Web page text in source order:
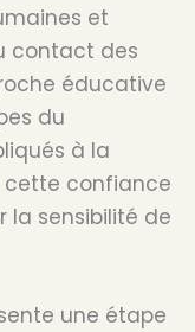
et
contact des
éducative
du
à la
cette confiance
la sensibilité de
une étape